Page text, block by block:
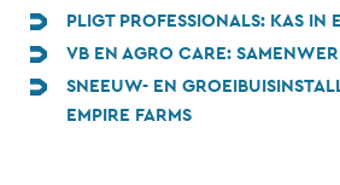
PLIGT PROFESSIONALS: KAS IN
VB EN AGRO CARE:
SNEEUW- EN
EMPIRE FARMS